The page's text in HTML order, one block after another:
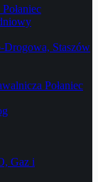
Staszów
Połaniec
Gaz i